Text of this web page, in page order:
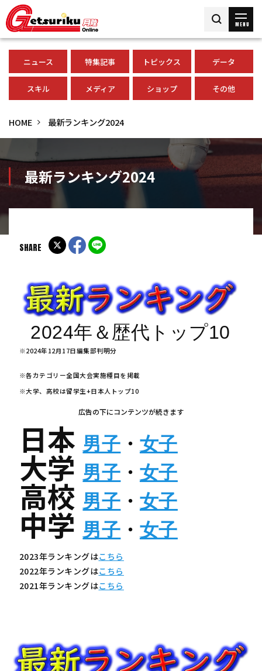
MENU
ニュース 特集記事 トピックス データ
スキル メディア ショップ その他
HOME 最新ランキング2024
最新ランキング2024
SHARE
2024年＆歴代トップ10
※2024年12月17日編集部判明分
※各カテゴリー全国大会実施種目を掲載
※大学、高校は留学生+日本人トップ10
広告の下にコンテンツが続きます
日本男子 ・ 女子
大学男子 ・ 女子
高校男子 ・ 女子
中学男子 ・ 女子
2023年ランキングはこちら
2022年ランキングはこちら
2021年ランキングはこちら